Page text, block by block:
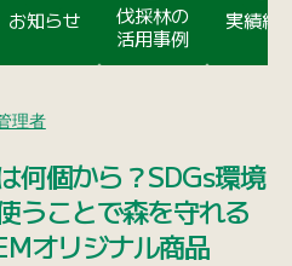
お知らせ
伐採林の
活用事例
実績紹
理者
何個から？SDGs環境
うことで森を守れる
オリジナル商品